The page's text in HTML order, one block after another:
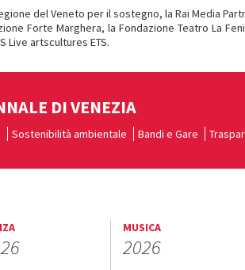
del Veneto per il sostegno, la Rai Media
Forte Marghera, la Fondazione Teatro La
Live artscultures ETS.
DI VENEZIA
Sostenibilità ambientale Bandi e Gare
MUSICA
2026